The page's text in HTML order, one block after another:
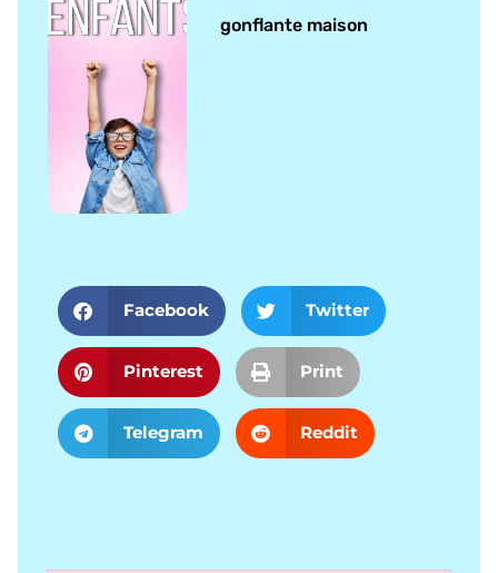
gonflante maison
Facebook Twitter
Pinterest Print
Telegram Reddit